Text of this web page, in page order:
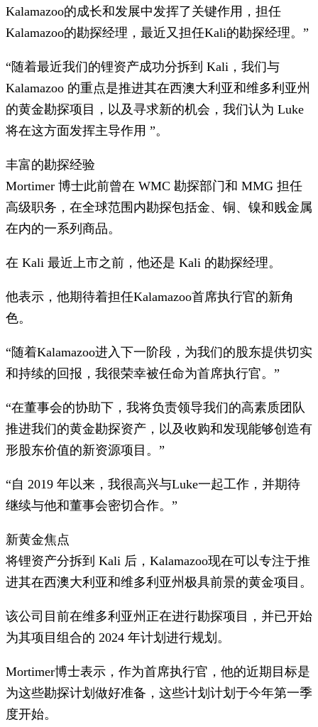
Kalamazoo的成长和发展中发挥了关键作用，担任
Kalamazoo的勘探经理，最近又担任Kali的勘探经理。”
“随着最近我们的锂资产成功分拆到 Kali，我们与
Kalamazoo 的重点是推进其在西澳大利亚和维多利亚州
的黄金勘探项目，以及寻求新的机会，我们认为 Luke
将在这方面发挥主导作用 ”。
丰富的勘探经验
Mortimer 博士此前曾在 WMC 勘探部门和 MMG 担任
高级职务，在全球范围内勘探包括金、铜、镍和贱金属
在内的一系列商品。
在 Kali 最近上市之前，他还是 Kali 的勘探经理。
他表示，他期待着担任Kalamazoo首席执行官的新角
色。
“随着Kalamazoo进入下一阶段，为我们的股东提供切实
和持续的回报，我很荣幸被任命为首席执行官。”
“在董事会的协助下，我将负责领导我们的高素质团队
推进我们的黄金勘探资产，以及收购和发现能够创造有
形股东价值的新资源项目。”
“自 2019 年以来，我很高兴与Luke一起工作，并期待
继续与他和董事会密切合作。”
新黄金焦点
将锂资产分拆到 Kali 后，Kalamazoo现在可以专注于推
进其在西澳大利亚和维多利亚州极具前景的黄金项目。
该公司目前在维多利亚州正在进行勘探项目，并已开始
为其项目组合的 2024 年计划进行规划。
Mortimer博士表示，作为首席执行官，他的近期目标是
为这些勘探计划做好准备，这些计划计划于今年第一季
度开始。